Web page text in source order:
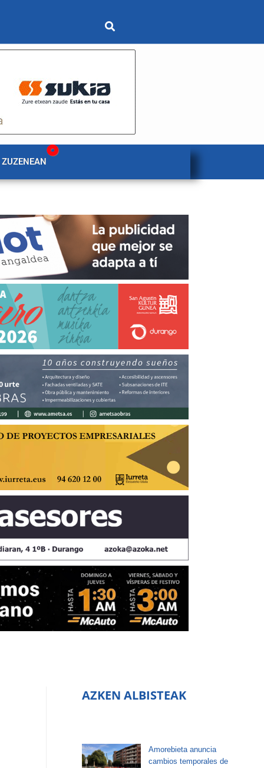
AZKEN ALBISTEAK
Amorebieta anuncia
cambios temporales de